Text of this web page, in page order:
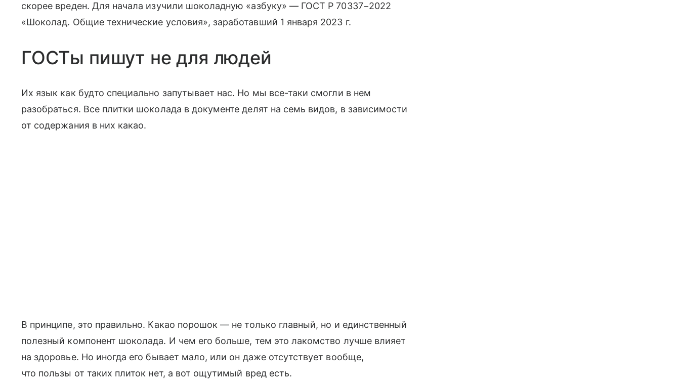
скорее вреден. Для начала изучили шоколадную «азбуку» — ГОСТ Р 70337−2022
«Шоколад. Общие технические условия», заработавший 1 января 2023 г.
ГОСТы пишут не для людей
Их язык как будто специально запутывает нас. Но мы все-таки смогли в нем
разобраться. Все плитки шоколада в документе делят на семь видов, в зависимости
от содержания в них какао.
В принципе, это правильно. Какао порошок — не только главный, но и единственный
полезный компонент шоколада. И чем его больше, тем это лакомство лучше влияет
на здоровье. Но иногда его бывает мало, или он даже отсутствует вообще,
что пользы от таких плиток нет, а вот ощутимый вред есть.